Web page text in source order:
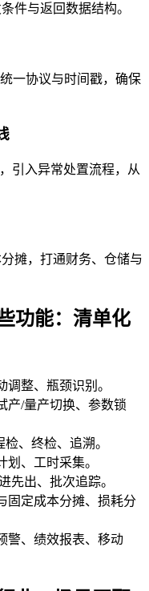
件与返回数据结构。
一协议与时间戳，确保
引入异常处置流程，从
摊，打通财务、仓储与
功能：清单化
整、瓶颈识别。
产/量产切换、参数锁
、终检、追溯。
、工时采集。
先出、批次追踪。
固定成本分摊、损耗分
警、绩效报表、移动